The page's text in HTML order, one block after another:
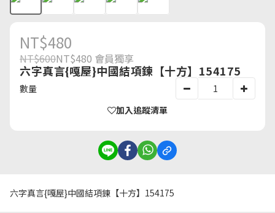
NT$480
NT$600NT$480 會員獨享
六字真言{嘎屋}中國結項鍊【十方】154175
數量
加入追蹤清單
六字真言{嘎屋}中國結項鍊【十方】154175